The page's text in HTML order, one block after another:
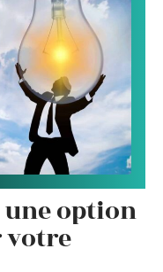
une option
votre